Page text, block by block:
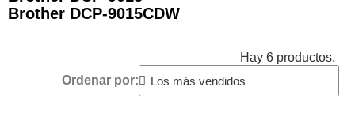
Brother DCP-9015CDW
Hay 6 productos.
Ordenar por: